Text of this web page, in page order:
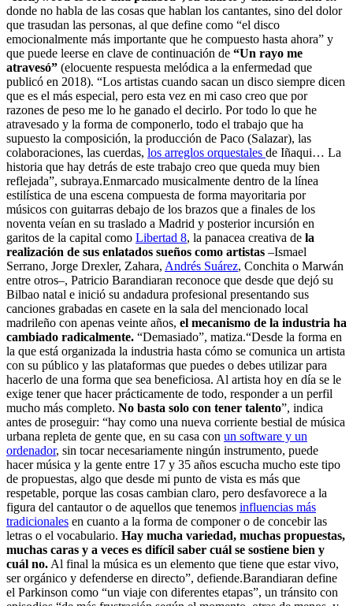
donde no habla de las cosas que hablan los cantantes, sino del dolor
que trasudan las personas, al que define como “el disco
emocionalmente más importante que he compuesto hasta ahora” y
que puede leerse en clave de continuación de “Un rayo me
atravesó” (elocuente respuesta melódica a la enfermedad que
publicó en 2018). “Los artistas cuando sacan un disco siempre dicen
que es el más especial, pero esta vez en mi caso creo que por
razones de peso me lo he ganado el decirlo. Por todo lo que he
atravesado y la forma de componerlo, todo el trabajo que ha
supuesto la composición, la producción de Paco (Salazar), las
colaboraciones, las cuerdas, los arreglos orquestales de Iñaqui… La
historia que hay detrás de este trabajo creo que queda muy bien
reflejada”, subraya.Enmarcado musicalmente dentro de la línea
estilística de una escena compuesta de forma mayoritaria por
músicos con guitarras debajo de los brazos que a finales de los
noventa veían en su traslado a Madrid y posterior incursión en
garitos de la capital como Libertad 8, la panacea creativa de la
realización de sus enlatados sueños como artistas –Ismael
Serrano, Jorge Drexler, Zahara, Andrés Suárez, Conchita o Marwán
entre otros–, Patricio Barandiaran reconoce que desde que dejó su
Bilbao natal e inició su andadura profesional presentando sus
canciones grabadas en casete en la sala del mencionado local
madrileño con apenas veinte años, el mecanismo de la industria ha
cambiado radicalmente. “Demasiado”, matiza.“Desde la forma en
la que está organizada la industria hasta cómo se comunica un artista
con su público y las plataformas que puedes o debes utilizar para
hacerlo de una forma que sea beneficiosa. Al artista hoy en día se le
exige tener que hacer prácticamente de todo, responder a un perfil
mucho más completo. No basta solo con tener talento”, indica
antes de proseguir: “hay como una nueva corriente bestial de música
urbana repleta de gente que, en su casa con un software y un
ordenador, sin tocar necesariamente ningún instrumento, puede
hacer música y la gente entre 17 y 35 años escucha mucho este tipo
de propuestas, algo que desde mi punto de vista es más que
respetable, porque las cosas cambian claro, pero desfavorece a la
figura del cantautor o de aquellos que tenemos influencias más
tradicionales en cuanto a la forma de componer o de concebir las
letras o el vocabulario. Hay mucha variedad, muchas propuestas,
muchas caras y a veces es difícil saber cuál se sostiene bien y
cuál no. Al final la música es un elemento que tiene que estar vivo,
ser orgánico y defenderse en directo”, defiende.Barandiaran define
el Parkinson como “un viaje con diferentes etapas”, un tránsito con